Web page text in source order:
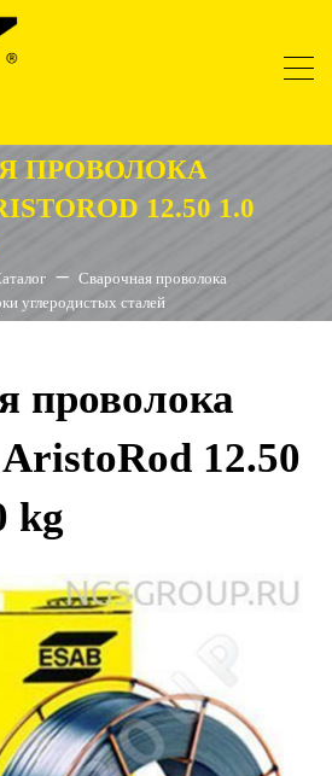
ПРОВОЛОКА
12.50 1.0
Сварочная проволока
углеродистых сталей
проволока
12.50
kg